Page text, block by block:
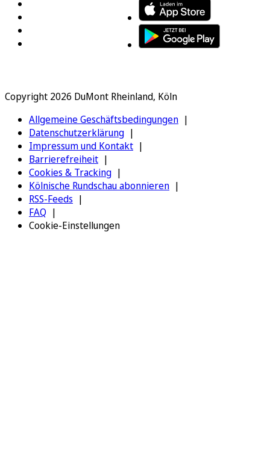
Copyright 2026 DuMont Rheinland, Köln
Allgemeine Geschäftsbedingungen
Datenschutzerklärung
Impressum und Kontakt
Barrierefreiheit
Cookies & Tracking
Kölnische Rundschau abonnieren
RSS-Feeds
FAQ
Cookie-Einstellungen